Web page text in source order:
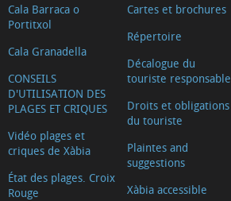
Cala Barraca o
Portitxol
Cala Granadella
CONSEILS
D'UTILISATION DES
PLAGES ET CRIQUES
Vidéo plages et
criques de Xàbia
État des plages. Croix
Rouge
Cartes et brochures
Répertoire
Décalogue du
touriste responsable
Droits et obligations
du touriste
Plaintes and
suggestions
Xàbia accessible